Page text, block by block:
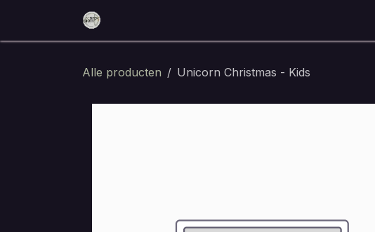
Overslaan naar inhoud
Alle producten Unicorn Christmas - Kids